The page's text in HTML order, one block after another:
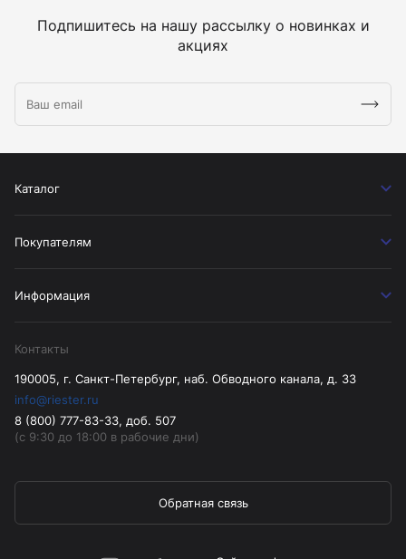
Подпишитесь на нашу рассылку о новинках и
акциях
Каталог
Покупателям
Информация
Контакты
190005, г. Санкт-Петербург, наб. Обводного канала, д. 33
info@riester.ru
8 (800) 777-83-33, доб. 507
(с 9:30 до 18:00 в рабочие дни)
Обратная связь